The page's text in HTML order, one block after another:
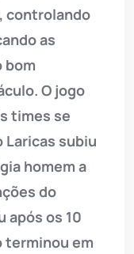
controlando
as
bom
O jogo
times se
subiu
homem a
do
após os 10
terminou em